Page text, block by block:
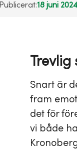
Publicerat:18 juni
Trevlig
Snart är
fram
det för
vi både